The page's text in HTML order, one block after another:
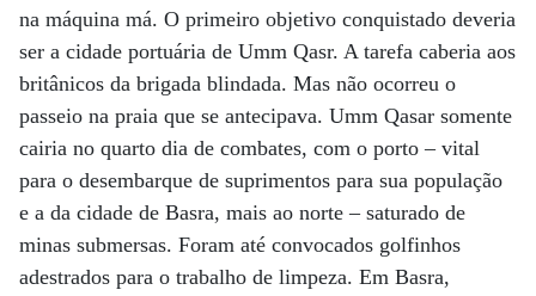
na máquina má. O primeiro objetivo conquistado deveria
ser a cidade portuária de Umm Qasr. A tarefa caberia aos
britânicos da brigada blindada. Mas não ocorreu o
passeio na praia que se antecipava. Umm Qasar somente
cairia no quarto dia de combates, com o porto – vital
para o desembarque de suprimentos para sua população
e a da cidade de Basra, mais ao norte – saturado de
minas submersas. Foram até convocados golfinhos
adestrados para o trabalho de limpeza. Em Basra,